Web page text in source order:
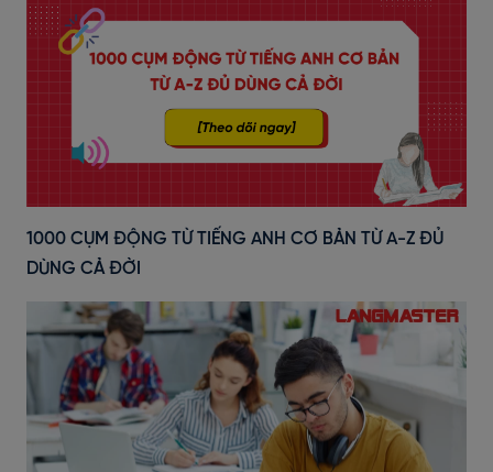
1000 CỤM ĐỘNG TỪ TIẾNG ANH CƠ BẢN TỪ A-Z ĐỦ
DÙNG CẢ ĐỜI